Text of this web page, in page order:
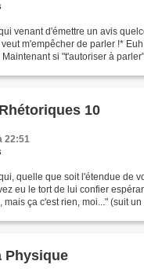
venant d'émettre un avis
m'empêcher de parler !*
si "t'autoriser à
10
22:51
quelle que soit l'étendue de
eu le tort de lui confier
mais ça c'est rien, moi..." (suit
Physique